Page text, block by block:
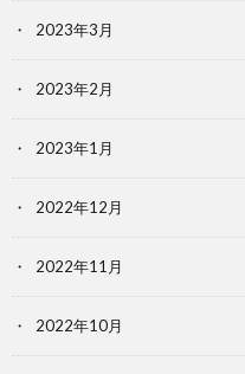
2023年3月
2023年2月
2023年1月
2022年12月
2022年11月
2022年10月